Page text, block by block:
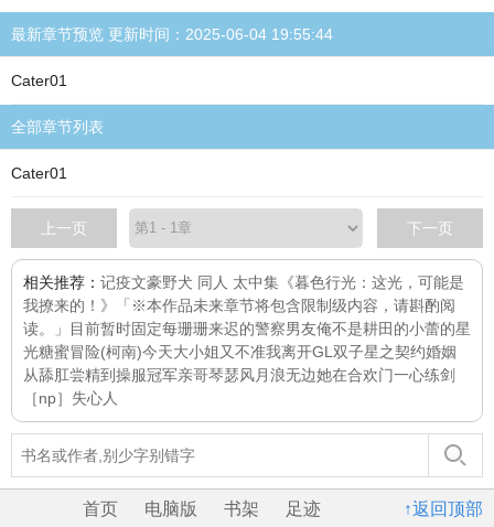
最新章节预览 更新时间：2025-06-04 19:55:44
Cater01
全部章节列表
Cater01
上一页 下一页
相关推荐： 记疫文豪野犬 同人 太中集 《暮色行光：这光，可能是
我撩来的！》「※本作品未来章节将包含限制级内容，请斟酌阅
读。」目前暂时固定每珊珊来迟的警察男友俺不是耕田的小蕾的星
光糖蜜冒险(柯南)今天大小姐又不准我离开GL 双子星之契约婚姻
从舔肛尝精到操服冠军亲哥琴瑟风月浪无边她在合欢门一心练剑
［np］ 失心人
↑返回顶部
首页 电脑版 书架 足迹